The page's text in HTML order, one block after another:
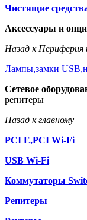
Чистящие
Аксессуары и
Назад к Периферия
Лампы,замки
Сетевое
репитеры
Назад к главному
PCI E,PCI Wi-Fi
USB Wi-Fi
Коммутаторы
Репитеры